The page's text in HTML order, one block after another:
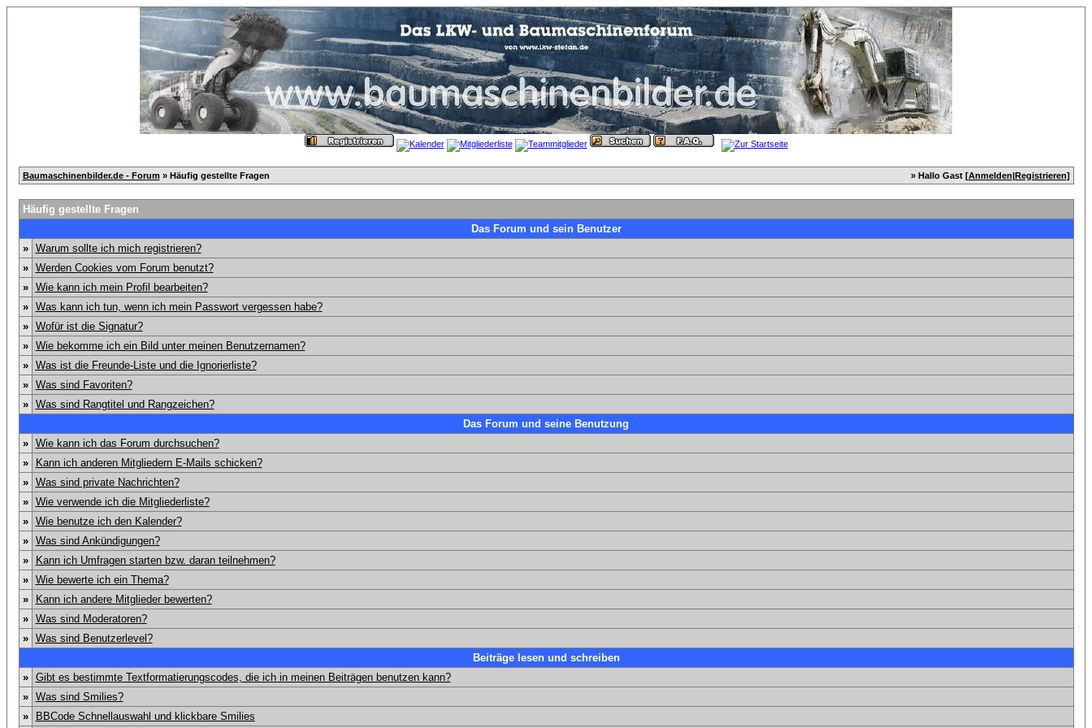
Baumaschinenbilder.de - Forum » Häufig gestellte Fragen » Hallo Gast [Anmelden|Registrieren]
Häufig gestellte Fragen
Das Forum und sein Benutzer
»
Warum sollte ich mich registrieren?
»
Werden Cookies vom Forum benutzt?
»
Wie kann ich mein Profil bearbeiten?
»
Was kann ich tun, wenn ich mein Passwort vergessen habe?
»
Wofür ist die Signatur?
»
Wie bekomme ich ein Bild unter meinen Benutzernamen?
»
Was ist die Freunde-Liste und die Ignorierliste?
»
Was sind Favoriten?
»
Was sind Rangtitel und Rangzeichen?
Das Forum und seine Benutzung
»
Wie kann ich das Forum durchsuchen?
»
Kann ich anderen Mitgliedern E-Mails schicken?
»
Was sind private Nachrichten?
»
Wie verwende ich die Mitgliederliste?
»
Wie benutze ich den Kalender?
»
Was sind Ankündigungen?
»
Kann ich Umfragen starten bzw. daran teilnehmen?
»
Wie bewerte ich ein Thema?
»
Kann ich andere Mitglieder bewerten?
»
Was sind Moderatoren?
»
Was sind Benutzerlevel?
Beiträge lesen und schreiben
»
Gibt es bestimmte Textformatierungscodes, die ich in meinen Beiträgen benutzen kann?
»
Was sind Smilies?
»
BBCode Schnellauswahl und klickbare Smilies